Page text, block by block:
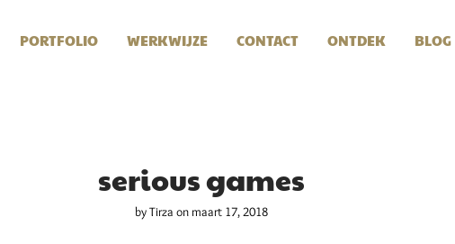
PORTFOLIO WERKWIJZE CONTACT ONTDEK BLOG
serious games
byTirza on maart 17, 2018